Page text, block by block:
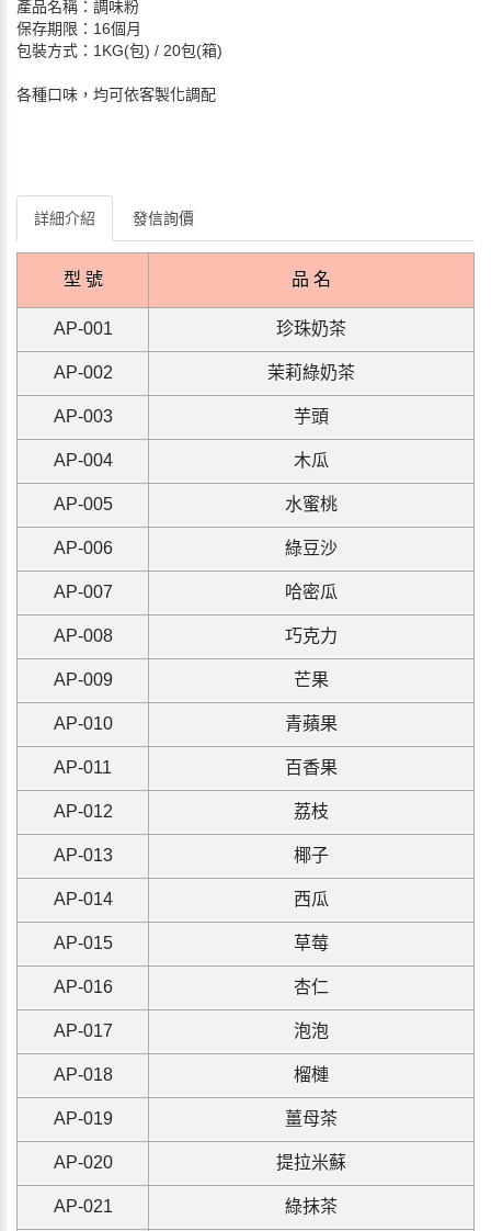
產品名稱：調味粉
保存期限：16個月
包裝方式：1KG(包) / 20包(箱)
各種口味，均可依客製化調配
詳細介紹 發信詢價
型 號 品 名
AP-001 珍珠奶茶
AP-002 茉莉綠奶茶
AP-003 芋頭
AP-004 木瓜
AP-005 水蜜桃
AP-006 綠豆沙
AP-007 哈密瓜
AP-008 巧克力
AP-009 芒果
AP-010 青蘋果
AP-011 百香果
AP-012 荔枝
AP-013 椰子
AP-014 西瓜
AP-015 草莓
AP-016 杏仁
AP-017 泡泡
AP-018 榴槤
AP-019 薑母茶
AP-020 提拉米蘇
AP-021 綠抹茶